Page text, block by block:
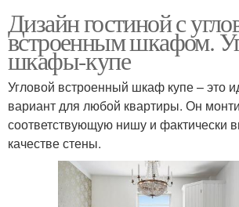
Дизайн гостиной с
встроенным шкафом.
шкафы-купе
Угловой встроенный шкаф купе – это
вариант для любой квартиры. Он
соответствующую нишу и фактически
качестве стены.